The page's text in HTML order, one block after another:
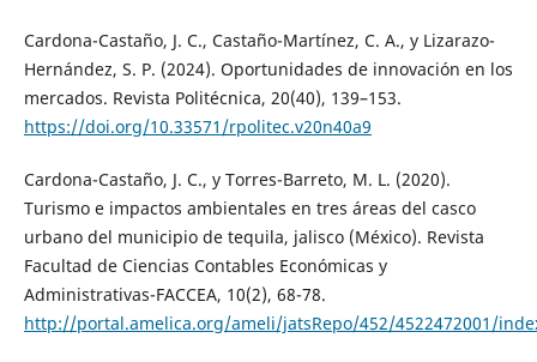
Cardona-Castaño, J. C., Castaño-Martínez, C. A., y Lizarazo-
Hernández, S. P. (2024). Oportunidades de innovación en los
mercados. Revista Politécnica, 20(40), 139–153.
https://doi.org/10.33571/rpolitec.v20n40a9
Cardona-Castaño, J. C., y Torres-Barreto, M. L. (2020).
Turismo e impactos ambientales en tres áreas del casco
urbano del municipio de tequila, jalisco (México). Revista
Facultad de Ciencias Contables Económicas y
Administrativas-FACCEA, 10(2), 68-78.
http://portal.amelica.org/ameli/jatsRepo/452/4522472001/